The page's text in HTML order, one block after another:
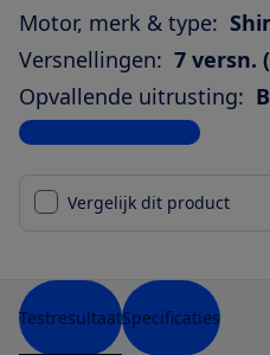
Motor, merk & type:
Versnellingen: 7 versn.
Opvallende uitrusting:
Bekijk alle specificaties
Vergelijk dit product
TestresultaatSpecificaties